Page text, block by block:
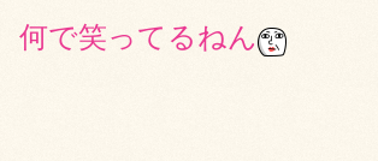
何で笑ってるねん